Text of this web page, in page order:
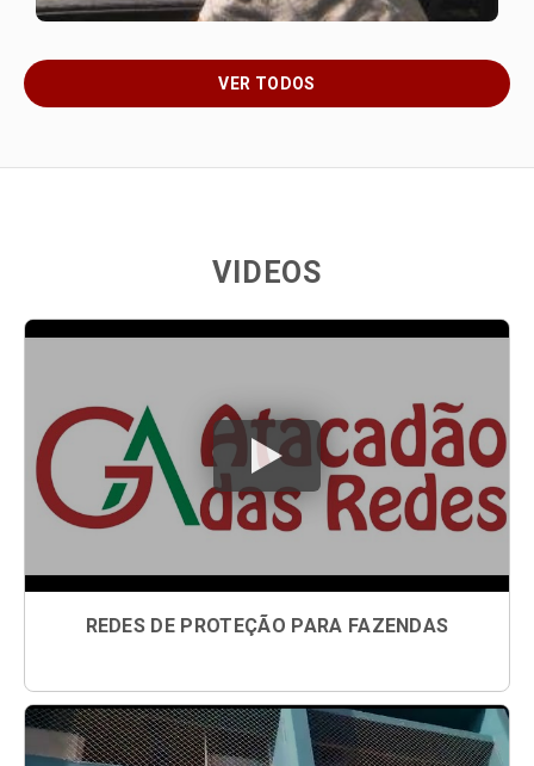
VER TODOS
VIDEOS
REDES DE PROTEÇÃO PARA FAZENDAS